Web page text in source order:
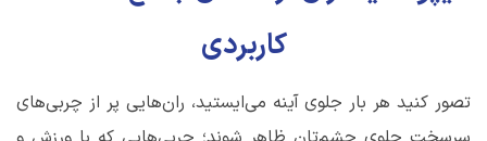
کاربردی
تصور کنید هر بار جلوی آینه می‌ایستید، ران‌هایی پر از چربی‌های